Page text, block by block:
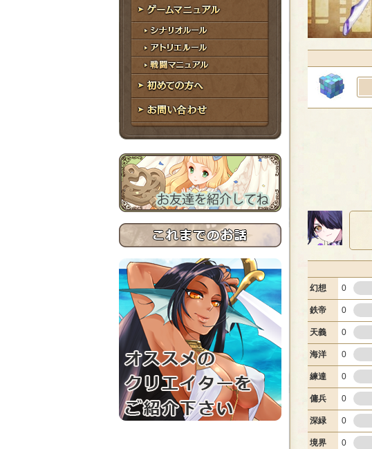
サイドストーリー
ゲームマニュアル
シナリオルール
アトリエルール
戦闘マニュアル
初めての方へ
お問い合わせ
幻想
0
鉄帝 0
天義 0
海洋 0
練達 0
傭兵 0
深緑 0
境界 0